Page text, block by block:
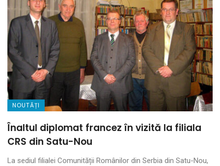
NOUTĂȚI
Înaltul diplomat francez în vizită la filiala
CRS din Satu-Nou
La sediul filialei Comunității Românilor din Serbia din Satu-Nou,